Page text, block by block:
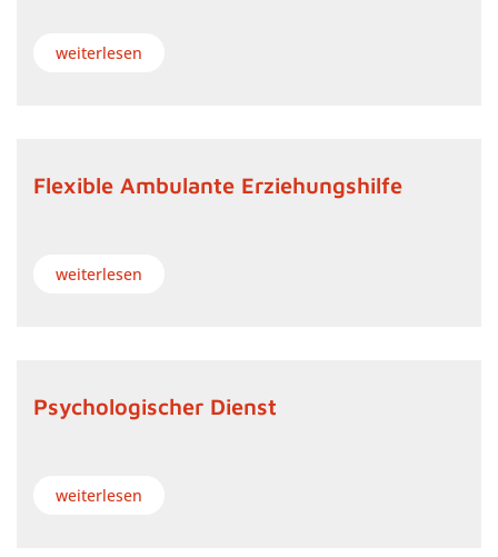
weiterlesen
Flexible Ambulante Erziehungshilfe
weiterlesen
Psychologischer Dienst
weiterlesen